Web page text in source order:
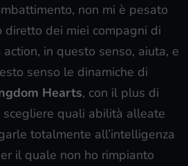
non mi è pesato
diretto dei miei compagni di
action, in questo senso, aiuta, e
senso le dinamiche di
Hearts, con il plus di
quali abilità alleate
totalmente all’intelligenza
il quale non ho rimpianto